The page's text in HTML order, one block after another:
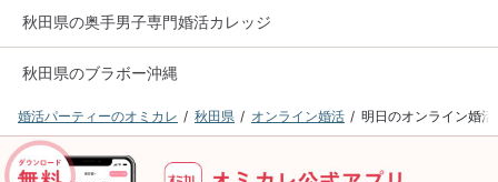
秋田県の奥手男子専門婚活カレッジ
秋田県のブラボー沖縄
婚活パーティーのオミカレ 秋田県 オンライン婚活 明日のオンライン婚活